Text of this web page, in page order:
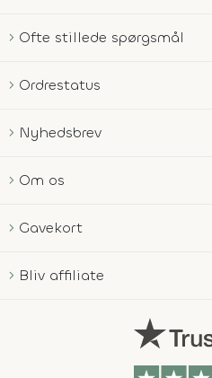
Ofte stillede spørgsmål
Ordrestatus
Nyhedsbrev
Om os
Gavekort
Bliv affiliate